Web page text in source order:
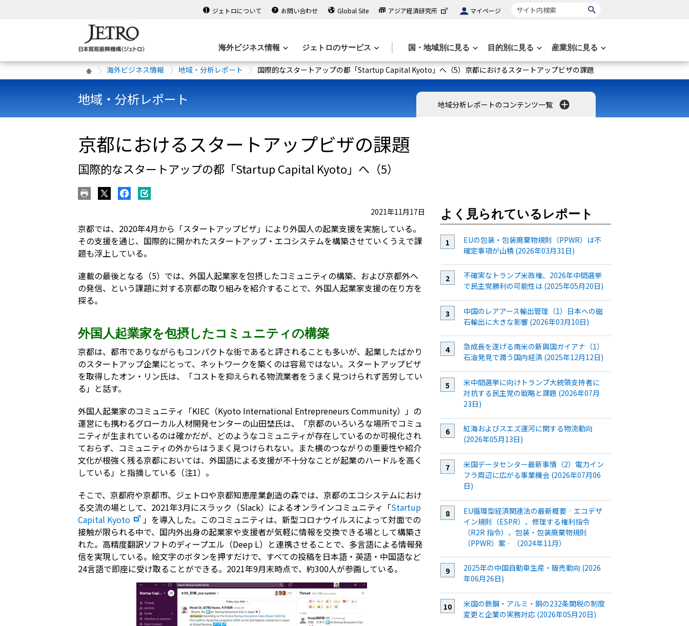
ジェトロについて お問い合わせ Global Site アジア経済研究所 マイページ サイト内検索
海外ビジネス情報 ジェトロのサービス 国・地域別に見る 目的別に見る 産業別に見る
海外ビジネス情報 地域・分析レポート 国際的なスタートアップの都「Startup Capital Kyoto」へ（5）京都におけるスタートアップビザの課題
地域・分析レポート 地域分析レポートのコンテンツ一覧
京都におけるスタートアップビザの課題
国際的なスタートアップの都「Startup Capital Kyoto」へ（5）
2021年11月17日
京都では、2020年4月から「スタートアップビザ」により外国人の起業支援を実施している。
その支援を通じ、国際的に開かれたスタートアップ・エコシステムを構築させていくうえで課
題も浮上している。
連載の最後となる（5）では、外国人起業家を包摂したコミュニティの構築、および京都外へ
の発信、という課題に対する京都の取り組みを紹介することで、外国人起業家支援の在り方を
探る。
外国人起業家を包摂したコミュニティの構築
京都は、都市でありながらもコンパクトな街であると評されることも多いが、起業したばかり
のスタートアップ企業にとって、ネットワークを築くのは容易ではない。スタートアップビザ
を取得したオン・リン氏は、「コストを抑えられる物流業者をうまく見つけられず苦労してい
る」と話す。
外国人起業家のコミュニティ「KIEC（Kyoto International Entrepreneurs Community）」の
運営にも携わるグローカル人材開発センターの山田埜氏は、「京都のいろいろな場所でコミュ
ニティが生まれているのは確かだが、どのようなコミュニティが存在しているのか可視化され
ておらず、コミュニティの外からはうまく見つけられない。また横のつながりの重要性や紹介
文化が根強く残る京都においては、外国語による支援が不十分なことが起業のハードルを高く
している」と指摘している（注1）。
そこで、京都府や京都市、ジェトロや京都知恵産業創造の森では、京都のエコシステムにおけ
る交流の場として、2021年3月にスラック（Slack）によるオンラインコミュニティ「Startup
Capital Kyoto
」を導入した。このコミュニティは、新型コロナウイルスによって対面での
接触が限られる中で、国内外出身の起業家や支援者が気軽に情報を交換できる場として構築さ
れた。高精度翻訳ソフトのディープエル（Deep L）と連携させることで、多言語による情報発
信を実現している。絵文字のボタンを押すだけで、すべての投稿を日本語・英語・中国語など
24言語で即座に受け取ることができる。2021年9月末時点で、約300人が参画している。
よく見られているレポート
EUの包装・包装廃棄物規則（PPWR）は不
確定事項が山積 (2026年03月31日)
不確実なトランプ米政権、2026年中間選挙
で民主党勝利の可能性は (2025年05月20日)
中国のレアアース輸出管理（1）日本への磁
石輸出に大きな影響 (2026年03月10日)
急成長を遂げる南米の新興国ガイアナ（1）
石油発見で潤う国内経済 (2025年12月12日)
米中間選挙に向けトランプ大統領支持者に
対抗する民主党の戦略と課題 (2026年07月
23日)
紅海およびスエズ運河に関する物流動向
(2026年05月13日)
米国データセンター最新事情（2）電力イン
フラ周辺に広がる事業機会 (2026年07月06
日)
EU循環型経済関連法の最新概要‐エコデザ
イン規則（ESPR）、修理する権利指令
（R2R 指令）、包装・包装廃棄物規則
（PPWR）案‐（2024年11月）
2025年の中国自動車生産・販売動向 (2026
年06月26日)
米国の鉄鋼・アルミ・銅の232条関税の制度
変更と企業の実務対応 (2026年05月20日)